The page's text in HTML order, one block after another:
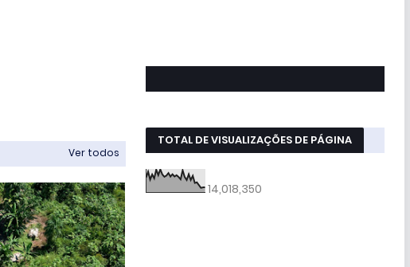
Ver todos
TOTAL DE VISUALIZAÇÕES DE PÁGINA
14,018,350